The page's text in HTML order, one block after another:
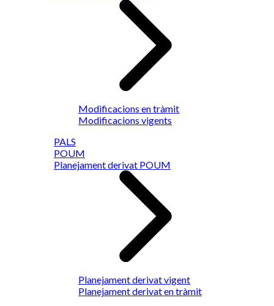
Modificacions en tràmit
Modificacions vigents
PALS
POUM
Planejament derivat POUM
Planejament derivat vigent
Planejament derivat en tràmit